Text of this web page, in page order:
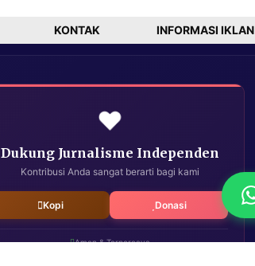
KONTAK INFORMASI IKLAN
❤️
Dukung Jurnalisme Independen
Kontribusi Anda sangat berarti bagi kami
Kopi Donasi
Aman & Terpercaya